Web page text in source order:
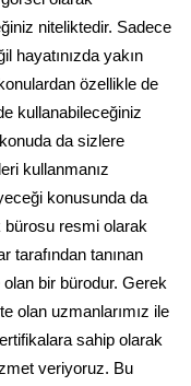
niteliktedir. Sadece
hayatınızda yakın
özellikle de
kullanabileceğiniz
da sizlere
kullanmanız
konusunda da
bürosu resmi olarak
tarafından tanınan
bir bürodur. Gerek
olan uzmanlarımız ile
sahip olarak
veriyoruz. Bu